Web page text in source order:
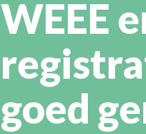
WEEE
goed